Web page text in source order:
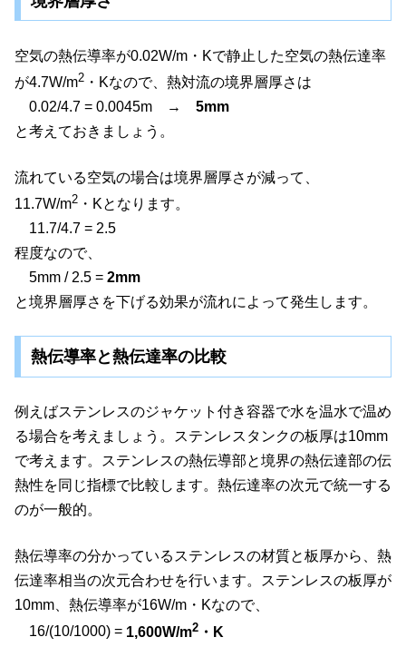
空気の熱伝導率が0.02W/m・Kで静止した空気の熱伝達率
が4.7W/m2 ・Kなので、熱対流の境界層厚さは
0.02/4.7 = 0.0045m → 5mm
と考えておきましょう。
流れている空気の場合は境界層厚さが減って、
11.7W/m2 ・Kとなります。
11.7/4.7 = 2.5
程度なので、
5mm / 2.5 = 2mm
と境界層厚さを下げる効果が流れによって発生します。
熱伝導率と熱伝達率の比較
例えばステンレスのジャケット付き容器で水を温水で温め
る場合を考えましょう。ステンレスタンクの板厚は10mm
で考えます。ステンレスの熱伝導部と境界の熱伝達部の伝
熱性を同じ指標で比較します。熱伝達率の次元で統一する
のが一般的。
熱伝導率の分かっているステンレスの材質と板厚から、熱
伝達率相当の次元合わせを行います。ステンレスの板厚が
10mm、熱伝導率が16W/m・Kなので、
16/(10/1000) = 1,600W/m2 ・K